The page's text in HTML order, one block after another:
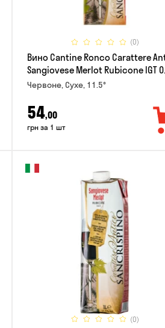
(0)
Вино Cantine Ronco Carattere
Sangiovese Merlot Rubicone IGT
Червоне, Сухе, 11.5°
54,00
грн за 1 шт
(0)